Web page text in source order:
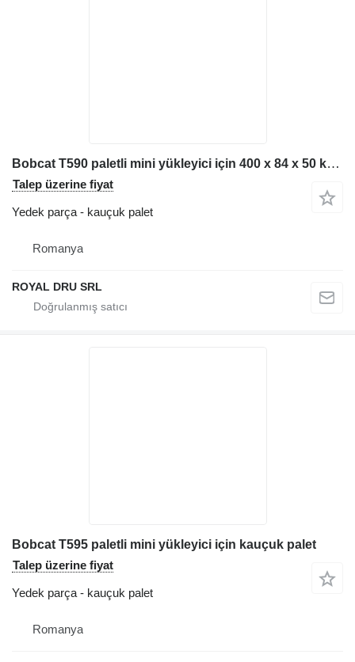
Bobcat T590 paletli mini yükleyici için 400 x 84 x 50 kauçuk palet
Talep üzerine fiyat
Yedek parça - kauçuk palet
Romanya
ROYAL DRU SRL
Bobcat T595 paletli mini yükleyici için kauçuk palet
Talep üzerine fiyat
Yedek parça - kauçuk palet
Romanya